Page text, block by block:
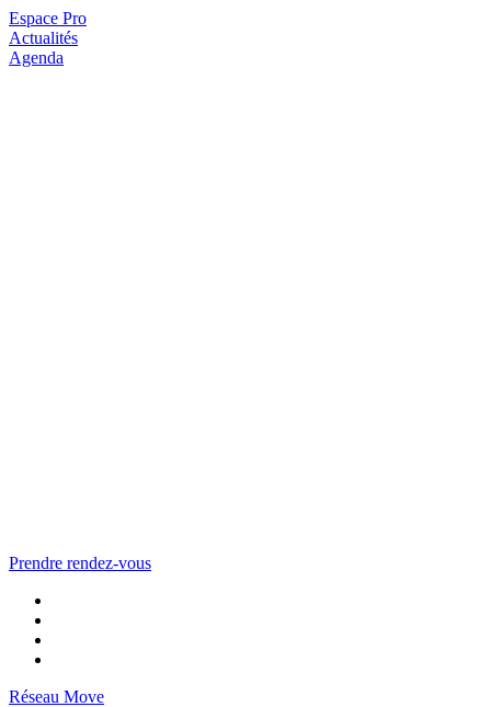
Espace Pro
Actualités
Agenda
Prendre rendez-vous
Réseau Move